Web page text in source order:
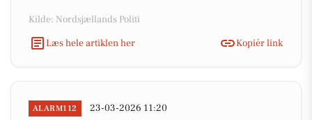
Kilde: Nordsjællands Politi
Læs hele artiklen her
Kopiér link
ALARM112 23-03-2026 11:20